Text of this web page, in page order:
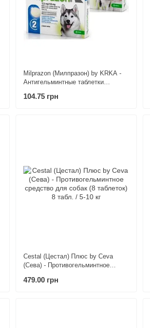
Milprazon (Милпразон) by KRKA -
Антигельминтные таблетки
собак (1 таблетка) менее 5 кг
104.75 грн
Cestal (Цестал) Плюс by Ceva
(Сева) - Противогельминтное
табл. / 5-10 кг
479.00 грн